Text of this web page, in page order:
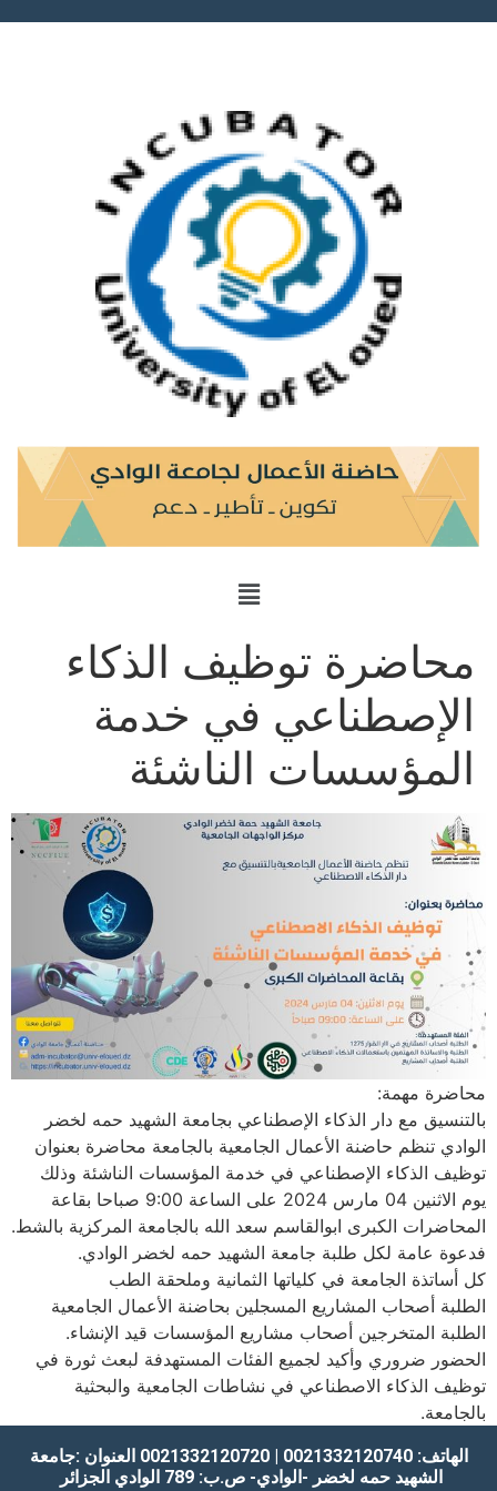
محاضرة توظيف الذكاء
الإصطناعي في خدمة
المؤسسات الناشئة
محاضرة مهمة:
بالتنسيق مع دار الذكاء الإصطناعي بجامعة الشهيد حمه لخضر
الوادي تنظم حاضنة الأعمال الجامعية بالجامعة محاضرة بعنوان
توظيف الذكاء الإصطناعي في خدمة المؤسسات الناشئة وذلك
يوم الاثنين 04 مارس 2024 على الساعة 9:00 صباحا بقاعة
المحاضرات الكبرى ابوالقاسم سعد الله بالجامعة المركزية بالشط.
فدعوة عامة لكل طلبة جامعة الشهيد حمه لخضر الوادي.
كل أساتذة الجامعة في كلياتها الثمانية وملحقة الطب
الطلبة أصحاب المشاريع المسجلين بحاضنة الأعمال الجامعية
الطلبة المتخرجين أصحاب مشاريع المؤسسات قيد الإنشاء.
الحضور ضروري وأكيد لجميع الفئات المستهدفة لبعث ثورة في
توظيف الذكاء الاصطناعي في نشاطات الجامعية والبحثية
بالجامعة.
الهاتف: 0021332120740 | 0021332120720
العنوان :جامعة
الشهيد حمه لخضر -الوادي-ص.ب: 789 الوادي
الجزائر